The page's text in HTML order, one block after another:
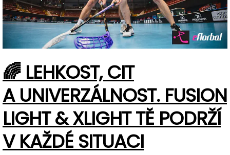
🌈 LEHKOST, CIT
A UNIVERZÁLNOST. FUSION
LIGHT & XLIGHT TĚ PODRŽÍ
V KAŽDÉ SITUACI